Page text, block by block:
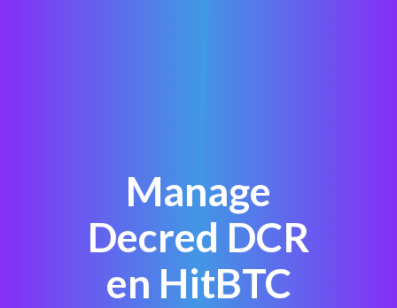
Manage
Decred DCR
en HitBTC